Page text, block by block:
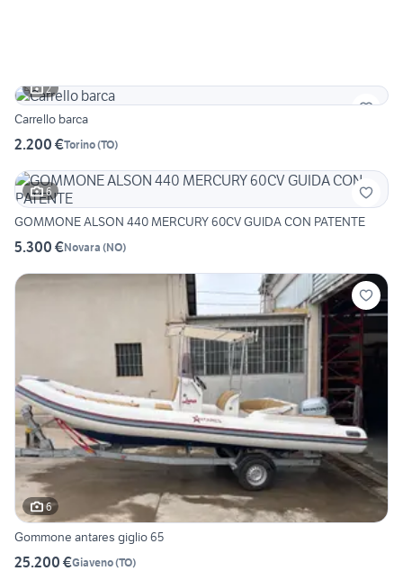
2
Carrello barca
2.200 €Torino(TO)
6
GOMMONE ALSON 440 MERCURY 60CV GUIDA CON PATENTE
5.300 €Novara (NO)
6
Gommone antares giglio 65
25.200 €Giaveno(TO)